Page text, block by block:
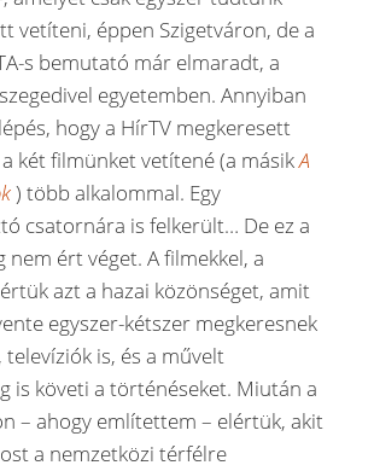
vetíteni, éppen Szigetváron, de a
s bemutató már elmaradt, a
egyetemben. Annyiban
hogy a HírTV megkeresett
két filmünket vetítené (a másikA
) több alkalommal. Egy
csatornára is felkerült… De ez a
nem ért véget. A filmekkel, a
azt a hazai közönséget, amit
egyszer-kétszer megkeresnek
is, és a művelt
is követi a történéseket. Miután a
– ahogy említettem – elértük, akit
a nemzetközi térfélre